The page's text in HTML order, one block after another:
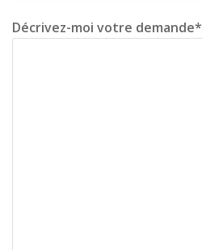
Décrivez-moi votre demande*